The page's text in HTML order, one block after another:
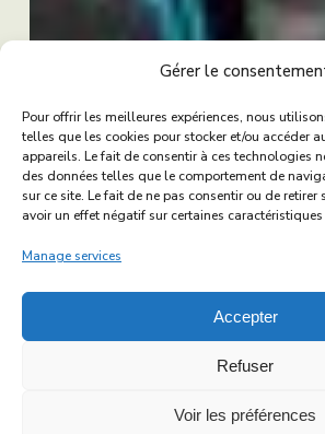
Gérer le
Pour offrir les meilleures expériences, nous
telles que les cookies pour stocker et/ou accéder
appareils. Le fait de consentir à ces technologies
des données telles que le comportement de
sur ce site. Le fait de ne pas consentir ou de
avoir un effet négatif sur certaines
Manage services
Accepter
Refuser
Voir les préférences